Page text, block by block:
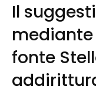
Il
fonte